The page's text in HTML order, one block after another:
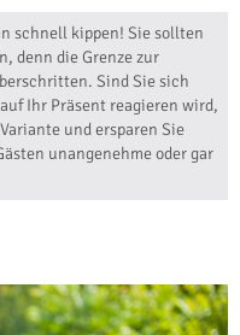
schnell kippen! Sie sollten
denn die Grenze zur
Sind Sie sich
Ihr Präsent reagieren wird,
und ersparen Sie
unangenehme oder gar